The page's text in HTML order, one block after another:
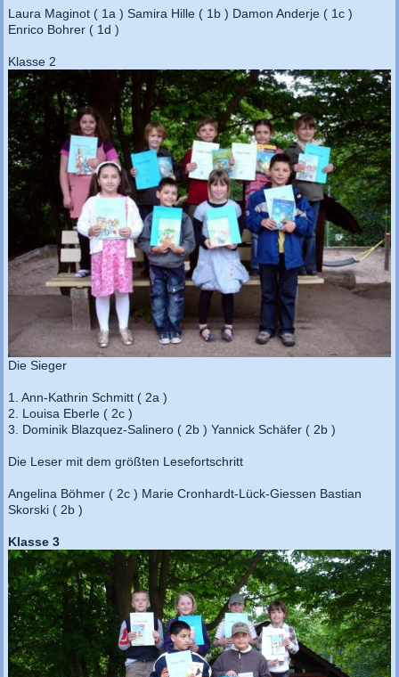
Laura Maginot ( 1a ) Samira Hille ( 1b ) Damon Anderje ( 1c )
Enrico Bohrer ( 1d )
Klasse 2
Die Sieger
1. Ann-Kathrin Schmitt ( 2a )
2. Louisa Eberle ( 2c )
3. Dominik Blazquez-Salinero ( 2b ) Yannick Schäfer ( 2b )
Die Leser mit dem größten Lesefortschritt
Angelina Böhmer ( 2c ) Marie Cronhardt-Lück-Giessen Bastian
Skorski ( 2b )
Klasse 3